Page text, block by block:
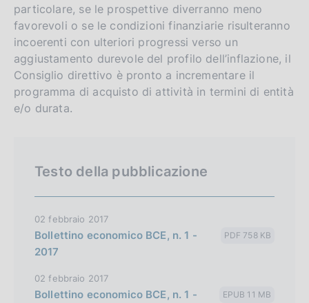
particolare, se le prospettive diverranno meno
favorevoli o se le condizioni finanziarie risulteranno
incoerenti con ulteriori progressi verso un
aggiustamento durevole del profilo dell’inflazione, il
Consiglio direttivo è pronto a incrementare il
programma di acquisto di attività in termini di entità
e/o durata.
Testo della pubblicazione
02 febbraio 2017
Bollettino economico BCE, n. 1 -
2017
PDF 758 KB
02 febbraio 2017
Bollettino economico BCE, n. 1 -
EPUB 11 MB